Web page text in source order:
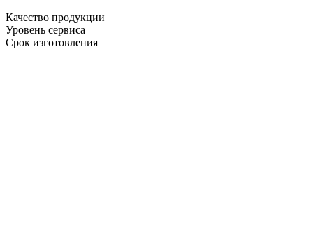
Качество продукции
Уровень сервиса
Срок изготовления